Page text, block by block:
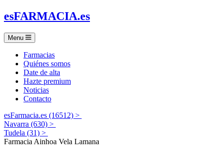
esFARMACIA.es
Menu
Farmacias
Quiénes somos
Date de alta
Hazte premium
Noticias
Contacto
esFarmacia.es (16512) >
Navarra (630) >
Tudela (31) >
Farmacia Ainhoa Vela Lamana